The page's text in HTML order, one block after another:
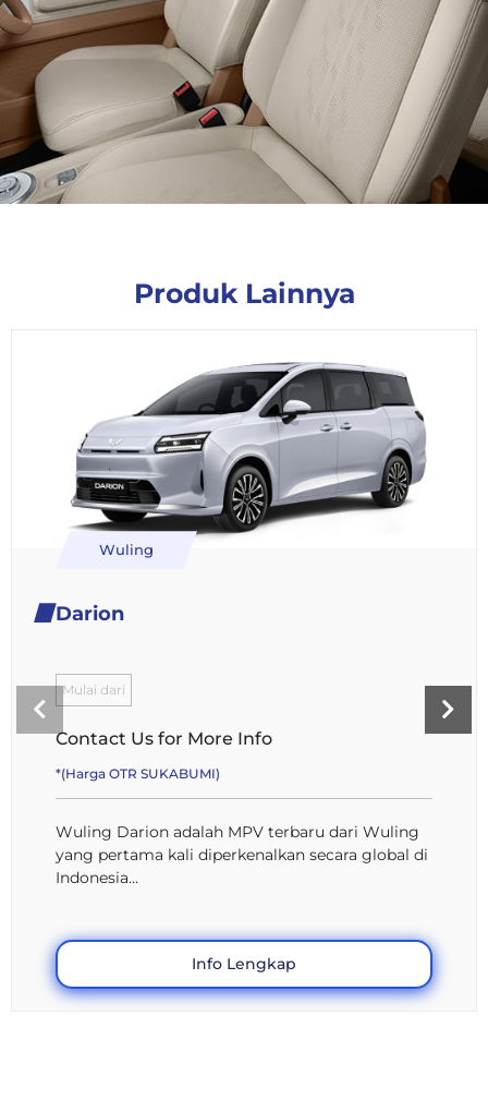
Produk Lainnya
Wuling
Darion
Mulai dari
Contact Us for More Info
*(Harga OTR SUKABUMI)
Wuling Darion adalah MPV terbaru dari Wuling
yang pertama kali diperkenalkan secara global di
Indonesia...
Info Lengkap